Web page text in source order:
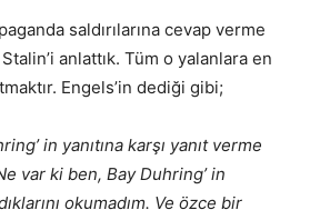
saldırılarına cevap verme
anlattık. Tüm o yalanlara en
Engels’in dediği gibi;
in yanıtına karşı yanıt verme
var ki ben, Bay Duhring’ in
okumadım. Ve özce bir